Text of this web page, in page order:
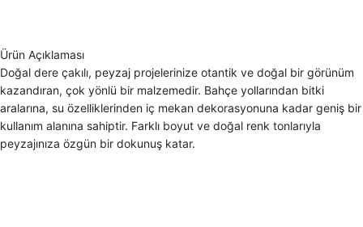
Ürün Açıklaması
Doğal dere çakılı, peyzaj projelerinize otantik ve doğal bir görünüm
kazandıran, çok yönlü bir malzemedir. Bahçe yollarından bitki
aralarına, su özelliklerinden iç mekan dekorasyonuna kadar geniş bir
kullanım alanına sahiptir. Farklı boyut ve doğal renk tonlarıyla
peyzajınıza özgün bir dokunuş katar.